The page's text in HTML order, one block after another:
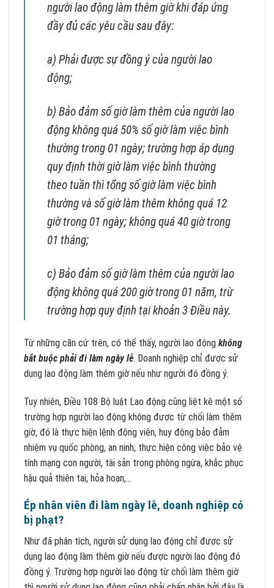
người lao động làm thêm giờ khi đáp ứng
đầy đủ các yêu cầu sau đây:
a) Phải được sự đồng ý của người lao
động;
b) Bảo đảm số giờ làm thêm của người lao
động không quá 50% số giờ làm việc bình
thường trong 01 ngày; trường hợp áp dụng
quy định thời giờ làm việc bình thường
theo tuần thì tổng số giờ làm việc bình
thường và số giờ làm thêm không quá 12
giờ trong 01 ngày; không quá 40 giờ trong
01 tháng;
c) Bảo đảm số giờ làm thêm của người lao
động không quá 200 giờ trong 01 năm, trừ
trường hợp quy định tại khoản 3 Điều này.
Từ những căn cứ trên, có thể thấy, người lao động không
bắt buộc phải đi làm ngày lễ. Doanh nghiệp chỉ được sử
dụng lao động làm thêm giờ nếu như người đó đồng ý.
Tuy nhiên, Điều 108 Bộ luật Lao động cũng liệt kê một số
trường hợp người lao động không được từ chối làm thêm
giờ, đó là thực hiện lệnh động viên, huy động bảo đảm
nhiệm vụ quốc phòng, an ninh; thực hiện công việc bảo vệ
tính mạng con người, tài sản trong phòng ngừa, khắc phục
hậu quả thiên tai, hỏa hoạn,…
Ép nhân viên đi làm ngày lễ, doanh nghiệp có
bị phạt?
Như đã phân tích, người sử dụng lao động chỉ được sử
dụng lao động làm thêm giờ nếu được người lao động đó
đồng ý. Trường hợp người lao động từ chối làm thêm giờ